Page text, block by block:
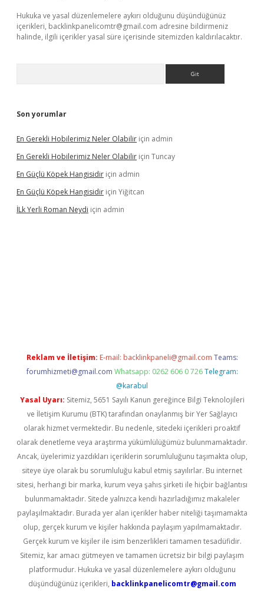
Hukuka ve yasal düzenlemelere aykırı olduğunu düşündüğünüz
içerikleri, backlinkpanelicomtr@gmail.com adresine bildirmeniz
halinde, ilgili içerikler yasal süre içerisinde sitemizden kaldırılacaktır.
Son yorumlar
En Gerekli Hobilerimiz Neler Olabilir için admin
En Gerekli Hobilerimiz Neler Olabilir için Tuncay
En Güçlü Köpek Hangisidir için admin
En Güçlü Köpek Hangisidir için Yiğitcan
İLk Yerli Roman Neydi için admin
Reklam ve İletişim: E-mail: backlinkpaneli@gmail.com Teams:
forumhizmeti@gmail.com Whatsapp: 0262 606 0 726 Telegram:
@karabul
Yasal Uyarı: Sitemiz, 5651 Sayılı Kanun gereğince Bilgi Teknolojileri
ve İletişim Kurumu (BTK) tarafından onaylanmış bir Yer Sağlayıcı
olarak hizmet vermektedir. Bu nedenle, sitedeki içerikleri proaktif
olarak denetleme veya araştırma yükümlülüğümüz bulunmamaktadır.
Ancak, üyelerimiz yazdıkları içeriklerin sorumluluğunu taşımakta olup,
siteye üye olarak bu sorumluluğu kabul etmiş sayılırlar. Bu internet
sitesi, herhangi bir marka, kurum veya şahıs şirketi ile hiçbir bağlantısı
bulunmamaktadır. Sitede yalnızca kendi hazırladığımız makaleler
paylaşılmaktadır. Burada yer alan içerikler haber niteliği taşımamakta
olup, gerçek kurum ve kişiler hakkında paylaşım yapılmamaktadır.
Gerçek kurum ve kişiler ile isim benzerlikleri tamamen tesadüfidir.
Sitemiz, kar amacı gütmeyen ve tamamen ücretsiz bir bilgi paylaşım
platformudur. Hukuka ve yasal düzenlemelere aykırı olduğunu
düşündüğünüz içerikleri, backlinkpanelicomtr@gmail.com